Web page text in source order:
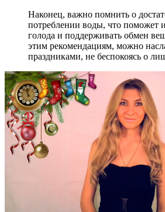
Наконец, важно помнить о
потреблении воды, что поможет
голода и поддерживать обмен
этим рекомендациям, можно
праздниками, не беспокоясь о